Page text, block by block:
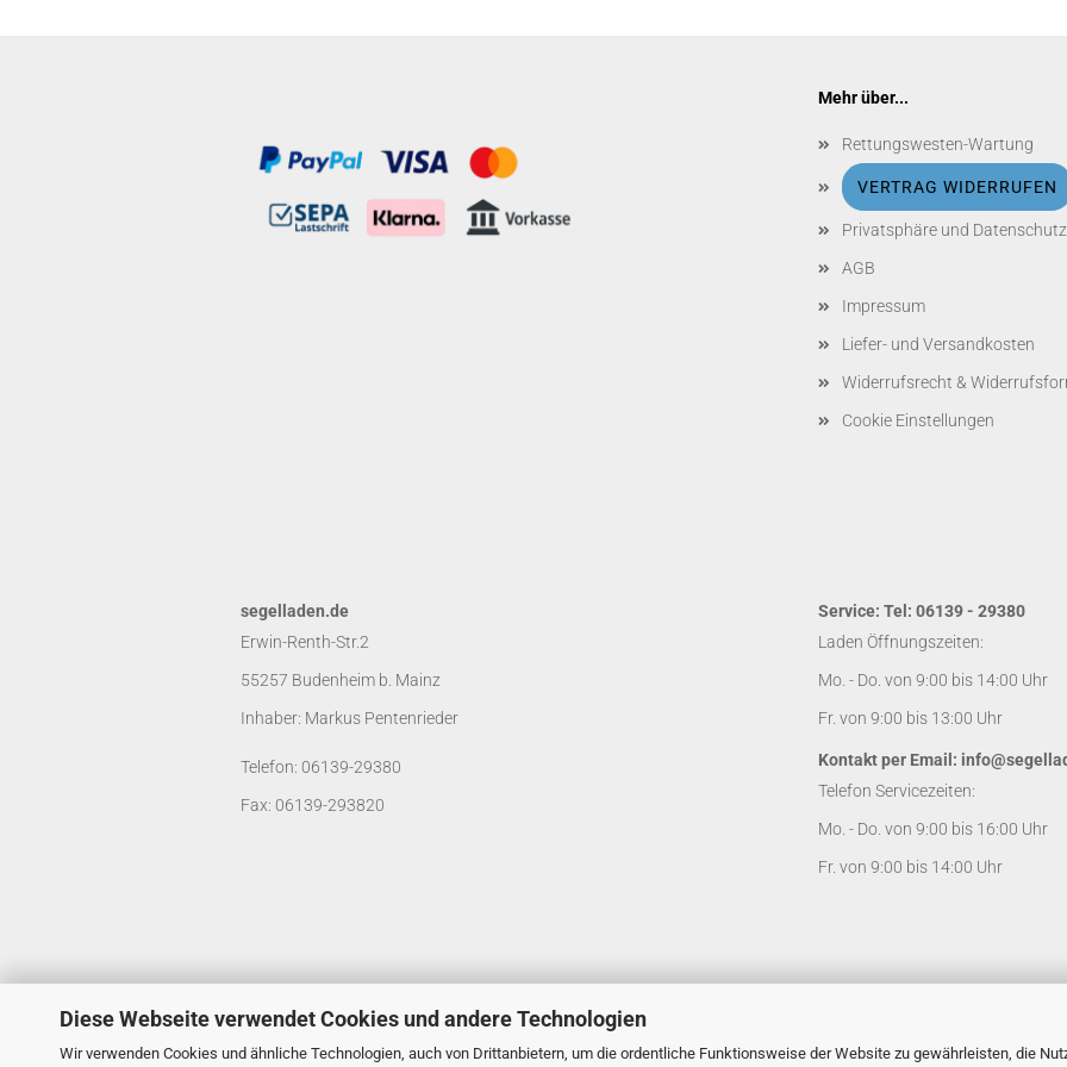
Diese Webseite verwendet Cookies und andere Technologien
Wir verwenden Cookies und ähnliche Technologien, auch von Drittanbietern, um die ordentliche Funktionsweise der Website zu gewährleisten, die
Mehr über...
Rettungswesten-Wartung
VERTRAG WIDERRUFEN
Privatsphäre und Datenschutz
AGB
Impressum
Liefer- und Versandkosten
Widerrufsrecht &
Cookie Einstellungen
segelladen.de
Erwin-Renth-Str.2
55257 Budenheim b. Mainz
Inhaber: Markus Pentenrieder
Telefon: 06139-29380
Fax: 06139-293820
Service: Tel: 06139 - 29380
Laden Öffnungszeiten:
Mo. - Do. von 9:00 bis 14:00 Uhr
Fr. von 9:00 bis 13:00 Uhr
Kontakt per Email:
Telefon Servicezeiten:
Mo. - Do. von 9:00 bis 16:00 Uhr
Fr. von 9:00 bis 14:00 Uhr